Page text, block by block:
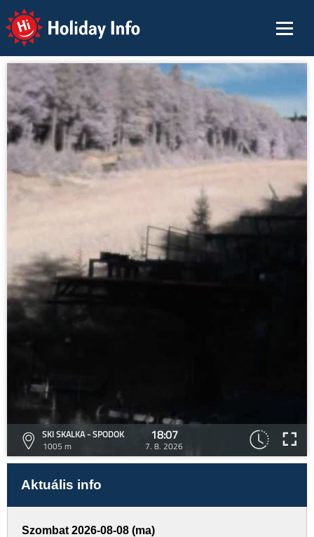
Holiday Info
SKI SKALKA - SPODOK
1005 m
18:07
7. 8. 2026
Aktuális info
Szombat 2026-08-08 (ma)